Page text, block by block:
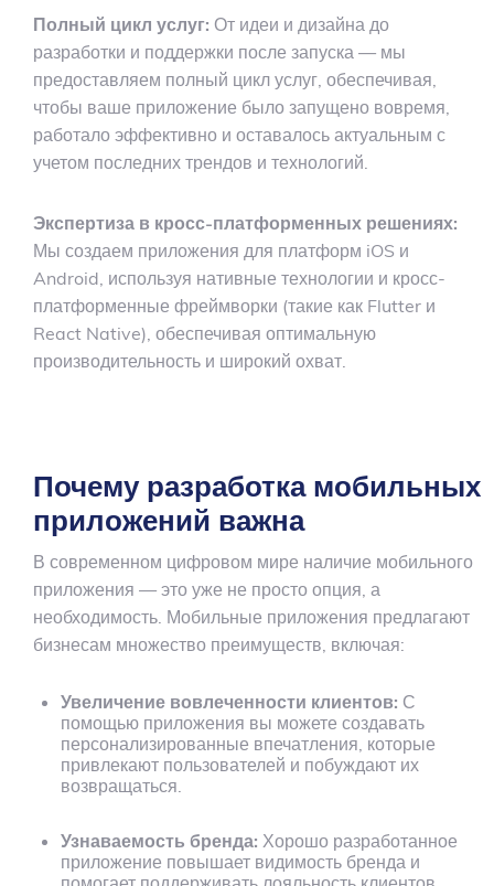
Полный цикл услуг: От идеи и дизайна до
разработки и поддержки после запуска — мы
предоставляем полный цикл услуг, обеспечивая,
чтобы ваше приложение было запущено вовремя,
работало эффективно и оставалось актуальным с
учетом последних трендов и технологий.
Экспертиза в кросс-платформенных решениях:
Мы создаем приложения для платформ iOS и
Android, используя нативные технологии и кросс-
платформенные фреймворки (такие как Flutter и
React Native), обеспечивая оптимальную
производительность и широкий охват.
Почему разработка мобильных
приложений важна
В современном цифровом мире наличие мобильного
приложения — это уже не просто опция, а
необходимость. Мобильные приложения предлагают
бизнесам множество преимуществ, включая:
Увеличение вовлеченности клиентов: С
помощью приложения вы можете создавать
персонализированные впечатления, которые
привлекают пользователей и побуждают их
возвращаться.
Узнаваемость бренда: Хорошо разработанное
приложение повышает видимость бренда и